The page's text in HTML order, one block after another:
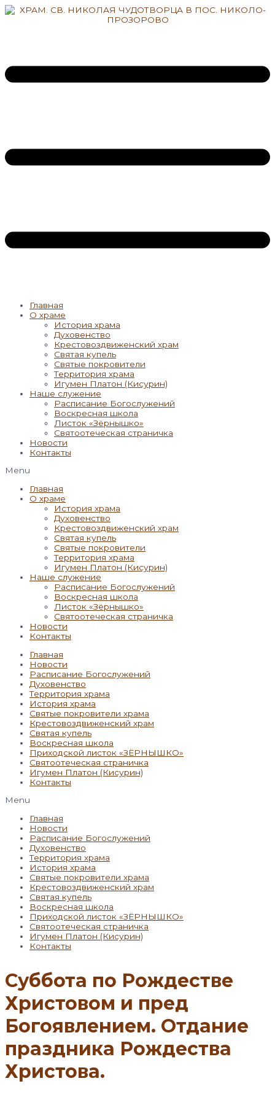
Перейти
Главная
О храме
История храма
Духовенство
Крестовоздвиженский храм
Святая купель
Святые покровители
Территория храма
Игумен Платон (Кисурин)
Наше служение
Расписание Богослужений
Воскресная школа
Листок «Зёрнышко»
Святоотеческая страничка
Новости
Контакты
Menu
Главная
О храме
История храма
Духовенство
Крестовоздвиженский храм
Святая купель
Святые покровители
Территория храма
Игумен Платон (Кисурин)
Наше служение
Расписание Богослужений
Воскресная школа
Листок «Зёрнышко»
Святоотеческая страничка
Новости
Контакты
Главная
Новости
Расписание Богослужений
Духовенство
Территория храма
История храма
Святые покровители храма
Крестовоздвиженский храм
Святая купель
Воскресная школа
Приходской листок «ЗЁРНЫШКО»
Святоотеческая страничка
Игумен Платон (Кисурин)
Контакты
Menu
Главная
Новости
Расписание Богослужений
Духовенство
Территория храма
История храма
Святые покровители храма
Крестовоздвиженский храм
Святая купель
Воскресная школа
Приходской листок «ЗЁРНЫШКО»
Святоотеческая страничка
Игумен Платон (Кисурин)
Контакты
Суббота по Рождестве
Христовом и пред
Богоявлением. Отдание
праздника Рождества
Христова.